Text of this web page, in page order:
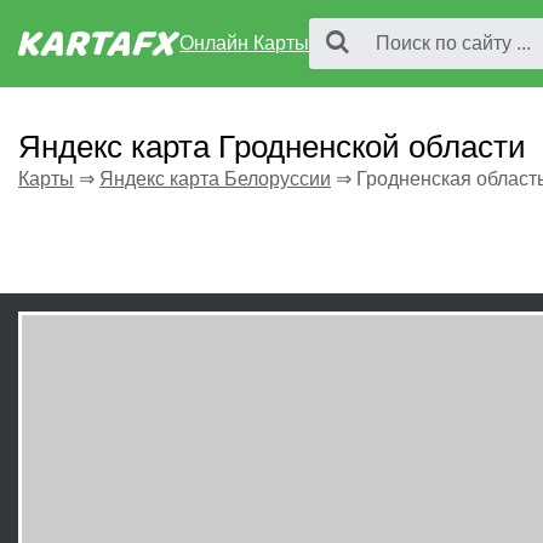
Онлайн Карты
Яндекс карта Гродненской области
Карты ⇒ Яндекс карта Белоруссии ⇒ Гродненская